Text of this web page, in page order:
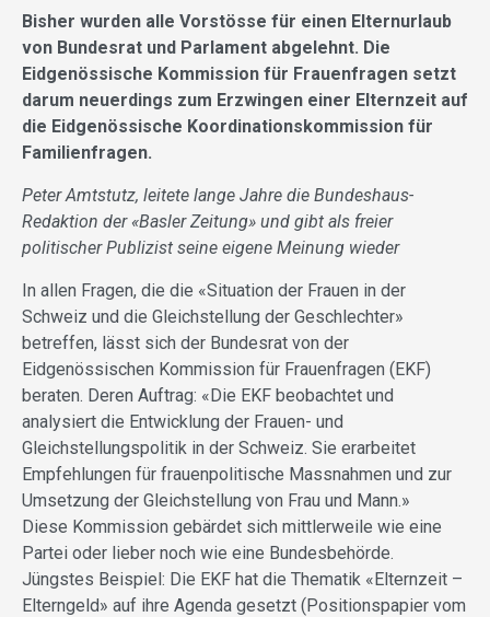
Bisher wurden alle Vorstösse für einen Elternurlaub
von Bundesrat und Parlament abgelehnt. Die
Eidgenössische Kommission für Frauenfragen setzt
darum neuerdings zum Erzwingen einer Elternzeit auf
die Eidgenössische Koordinationskommission für
Familienfragen.
Peter Amtstutz, leitete lange Jahre die Bundeshaus-
Redaktion der «Basler Zeitung» und gibt als freier
politischer Publizist seine eigene Meinung wieder
In allen Fragen, die die «Situation der Frauen in der
Schweiz und die Gleichstellung der Geschlechter»
betreffen, lässt sich der Bundesrat von der
Eidgenössischen Kommission für Frauenfragen (EKF)
beraten. Deren Auftrag: «Die EKF beobachtet und
analysiert die Entwicklung der Frauen- und
Gleichstellungspolitik in der Schweiz. Sie erarbeitet
Empfehlungen für frauenpolitische Massnahmen und zur
Umsetzung der Gleichstellung von Frau und Mann.»
Diese Kommission gebärdet sich mittlerweile wie eine
Partei oder lieber noch wie eine Bundesbehörde.
Jüngstes Beispiel: Die EKF hat die Thematik «Elternzeit –
Elterngeld» auf ihre Agenda gesetzt (Positionspapier vom